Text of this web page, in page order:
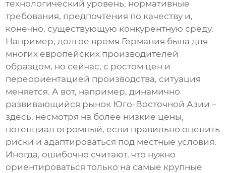
технологический уровень, нормативные
требования, предпочтения по качеству и,
конечно, существующую конкурентную среду.
Например, долгое время Германия была для
многих европейских производителей
образцом, но сейчас, с ростом цен и
переориентацией производства, ситуация
меняется. А вот, например, динамично
развивающийся рынок Юго-Восточной Азии –
здесь, несмотря на более низкие цены,
потенциал огромный, если правильно оценить
риски и адаптироваться под местные условия.
Иногда, ошибочно считают, что нужно
ориентироваться только на самые крупные